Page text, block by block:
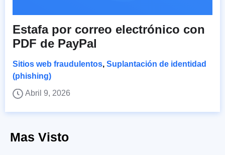
Estafa por correo electrónico con
PDF de PayPal
Sitios web fraudulentos, Suplantación de identidad
(phishing)
Abril 9, 2026
Mas Visto